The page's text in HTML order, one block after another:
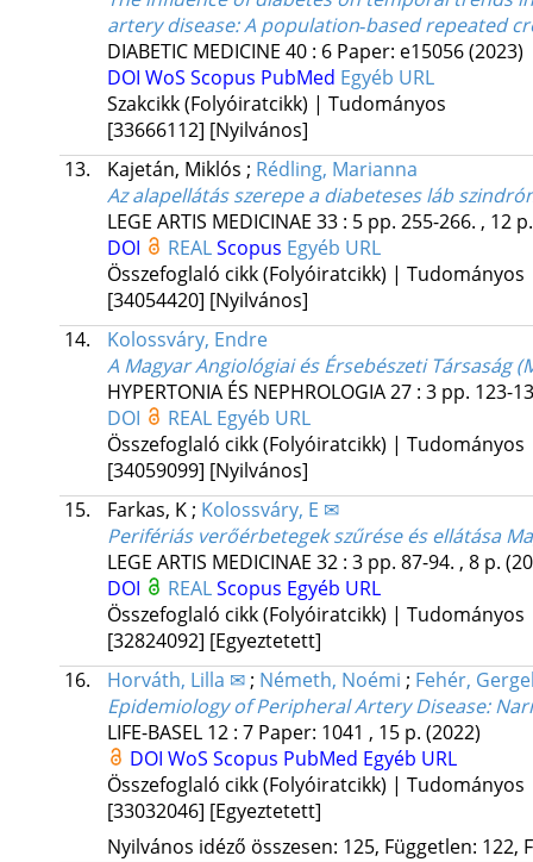
artery disease: A population‐based repeated
DIABETIC MEDICINE 40: 6 Paper: e15056(2023)
DOI WoS Scopus PubMed Egyéb URL
Szakcikk (Folyóiratcikk) | Tudományos
[33666112] [Nyilvános]
13.
Kajetán, Miklós ; Rédling, Marianna
Az alapellátás szerepe a diabeteses láb
LEGE ARTIS MEDICINAE 33: 5 pp. 255-266. , 12
DOI
REALScopus Egyéb URL
Összefoglaló cikk (Folyóiratcikk) | Tudományos
[34054420] [Nyilvános]
14.
Kolossváry, Endre
A Magyar Angiológiai és Érsebészeti Társaság
HYPERTONIA ÉS NEPHROLOGIA27: 3 pp. 123-
DOI
REAL Egyéb URL
Összefoglaló cikk (Folyóiratcikk) | Tudományos
[34059099] [Nyilvános]
15.
Farkas, K; Kolossváry, E ✉
Perifériás verőérbetegek szűrése és ellátása
LEGE ARTIS MEDICINAE 32: 3 pp. 87-94. , 8 p.
DOI
REALScopus Egyéb URL
Összefoglaló cikk (Folyóiratcikk) | Tudományos
[32824092] [Egyeztetett]
16.
Horváth, Lilla ✉; Németh, Noémi ; Fehér,
Epidemiology of Peripheral Artery Disease:
LIFE-BASEL 12: 7 Paper: 1041 , 15 p. (2022)
DOI WoS Scopus PubMed Egyéb URL
Összefoglaló cikk (Folyóiratcikk) | Tudományos
[33032046] [Egyeztetett]
Nyilvános idéző összesen: 125, Független: 122,